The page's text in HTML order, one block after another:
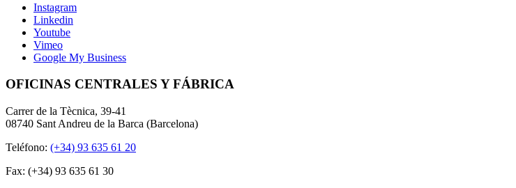
Instagram
Linkedin
Youtube
Vimeo
Google My Business
OFICINAS CENTRALES Y FÁBRICA
Carrer de la Tècnica, 39-41
08740 Sant Andreu de la Barca (Barcelona)
Teléfono: (+34) 93 635 61 20
Fax: (+34) 93 635 61 30